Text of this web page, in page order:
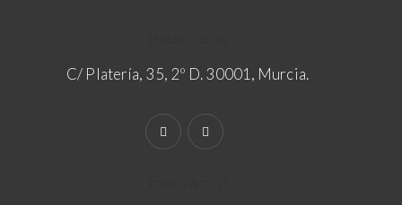
C/ Platería, 35, 2º D. 30001, Murcia.